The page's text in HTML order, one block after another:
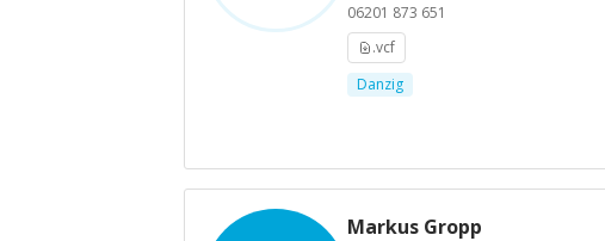
06201 873 651
.vcf
Danzig
Markus Gropp